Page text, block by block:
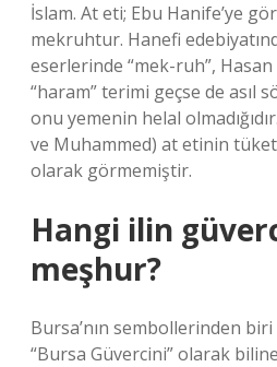
İslam. At eti; Ebu Hanife’ye
mekruhtur. Hanefi
eserlerinde “mek-ruh”, Hasan
“haram” terimi geçse de asıl
onu yemenin helal
ve Muhammed) at etinin
olarak görmemiştir.
Hangi ilin
meşhur?
Bursa’nın sembollerinden
“Bursa Güvercini” olarak